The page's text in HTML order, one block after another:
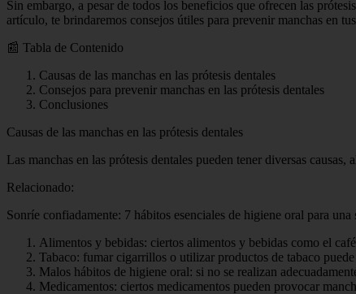
Sin embargo, a pesar de todos los beneficios que ofrecen las
artículo, te brindaremos consejos útiles para prevenir manchas en
📰 Tabla de Contenido
Causas de las manchas en las prótesis dentales
Consejos para prevenir manchas en las prótesis dentales
Conclusiones
Causas de las manchas en las prótesis dentales
Las manchas en las prótesis dentales pueden tener diversas causas,
Relacionado:
Sonríe confiadamente: 7 hábitos esenciales de higiene oral para
Alimentos y bebidas: ciertos alimentos y bebidas como el
Tabaco: fumar cigarrillos o utilizar productos de tabaco
Malos hábitos de higiene oral: si no se realizan
Medicamentos: ciertos medicamentos pueden provocar